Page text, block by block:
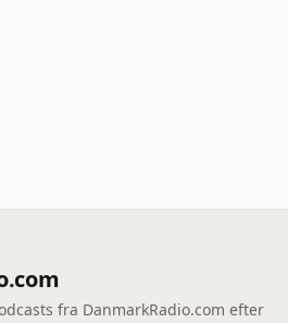
fra DanmarkRadio.com efter